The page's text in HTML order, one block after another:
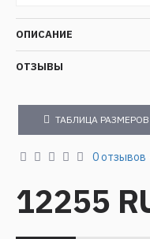
ОПИСАНИЕ
ОТЗЫВЫ
ТАБЛИЦА РАЗМЕРОВ
0 отзывов
12255